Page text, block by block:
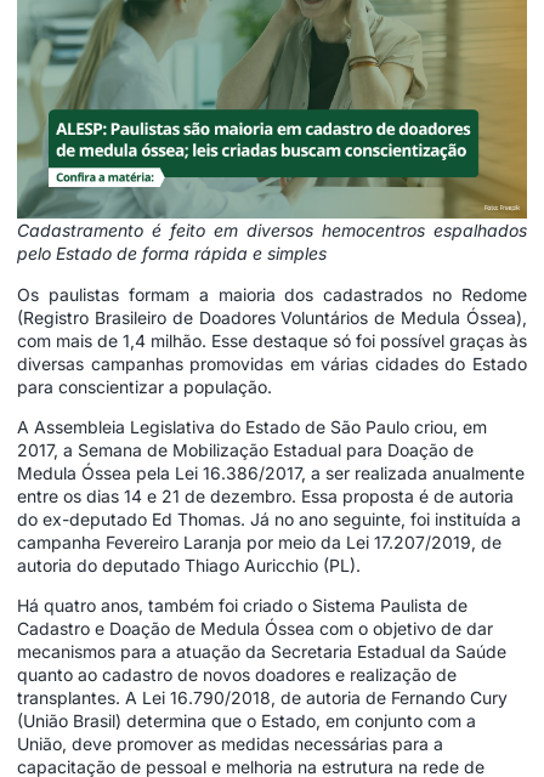
Cadastramento é feito em diversos hemocentros espalhados
pelo Estado de forma rápida e simples
Os paulistas formam a maioria dos cadastrados no Redome
(Registro Brasileiro de Doadores Voluntários de Medula Óssea),
com mais de 1,4 milhão. Esse destaque só foi possível graças às
diversas campanhas promovidas em várias cidades do Estado
para conscientizar a população.
A Assembleia Legislativa do Estado de São Paulo criou, em
2017, a Semana de Mobilização Estadual para Doação de
Medula Óssea pela Lei 16.386/2017, a ser realizada anualmente
entre os dias 14 e 21 de dezembro. Essa proposta é de autoria
do ex-deputado Ed Thomas. Já no ano seguinte, foi instituída a
campanha Fevereiro Laranja por meio da Lei 17.207/2019, de
autoria do deputado Thiago Auricchio (PL).
Há quatro anos, também foi criado o Sistema Paulista de
Cadastro e Doação de Medula Óssea com o objetivo de dar
mecanismos para a atuação da Secretaria Estadual da Saúde
quanto ao cadastro de novos doadores e realização de
transplantes. A Lei 16.790/2018, de autoria de Fernando Cury
(União Brasil) determina que o Estado, em conjunto com a
União, deve promover as medidas necessárias para a
capacitação de pessoal e melhoria na estrutura na rede de